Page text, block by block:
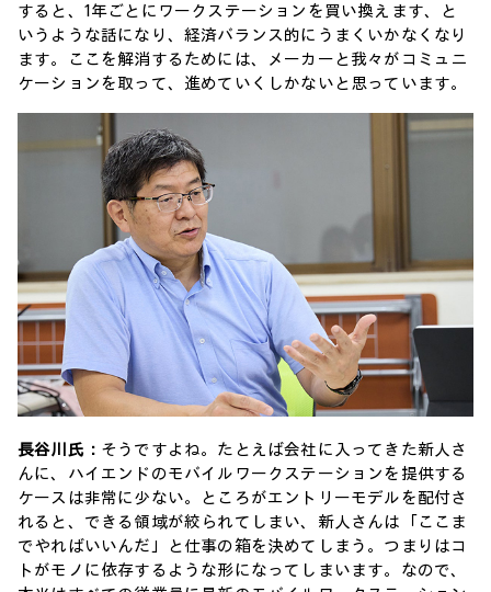
すると、1年ごとにワークステーションを買い換えます、と
いうような話になり、経済バランス的にうまくいかなくなり
ます。ここを解消するためには、メーカーと我々がコミュニ
ケーションを取って、進めていくしかないと思っています。
長谷川氏： そうですよね。たとえば会社に入ってきた新人さ
んに、ハイエンドのモバイルワークステーションを提供する
ケースは非常に少ない。ところがエントリーモデルを配付さ
れると、できる領域が絞られてしまい、新人さんは「ここま
でやればいいんだ」と仕事の箱を決めてしまう。つまりはコ
トがモノに依存するような形になってしまいます。なので、